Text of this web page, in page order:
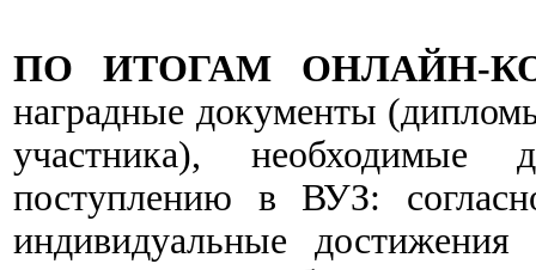
ПО ИТОГАМ ОНЛАЙН-
наградные документы
участника),
поступлению в ВУЗ:
индивидуальные